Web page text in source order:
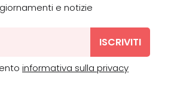
e notizie
ISCRIVITI
informativa sulla privacy